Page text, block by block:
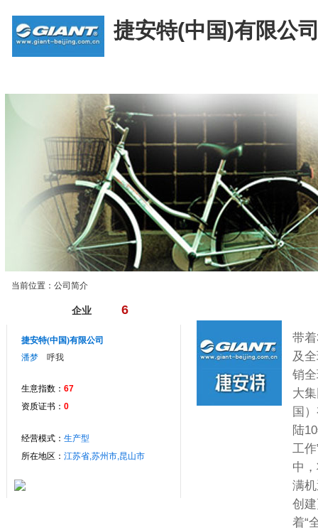
捷安特(中国)有限公
当前位置：公司简介
企业 6
捷安特(中国)有限公司
潘梦呼我
生意指数： 67
资质证书： 0
经营模式： 生产型
所在地区： 江苏省,苏州市,昆山市
带
及
销
大
国
陆
工
中
满
创
着“